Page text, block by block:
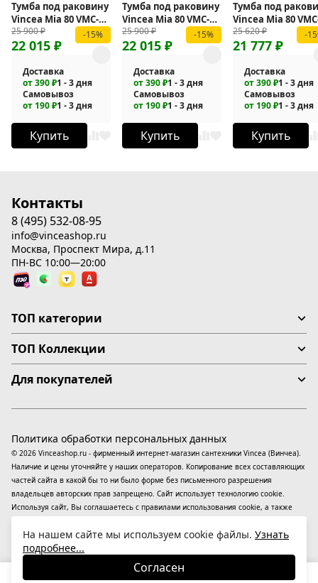
Тумба под раковину
Vincea Mia 80 VMC-
2MA800GW
подвесная
25 900₽
22 015 ₽
-15%
Доставка
от 390 ₽1 - 3 дня
Самовывоз
от 190 ₽1 - 3 дня
Купить
Тумба под раковину
Vincea Mia 80 VMC-
2MA800RW
подвесная
25 900₽
22 015 ₽
-15%
Доставка
от 390 ₽1 - 3 дня
Самовывоз
от 190 ₽1 - 3 дня
Купить
Тумба под
Vincea Mia 80
2MC800BT
подвесная
25 620₽
21 777 ₽
-
Доставка
от 390 ₽1 - 3 дня
Самовывоз
от 190 ₽1 - 3 дня
Купить
Контакты
8 (495) 532-08-95
info@vinceashop.ru
Москва, Проспект Мира, д.11
ПН-ВС 10:00—20:00
ТОП категории
ТОП Коллекции
Для покупателей
© 2026 Vinceashop.ru - фирменный интернет-магазин сантехники Vincea (Винчеа).
Наличие и цены уточняйте у наших операторов. Копирование всех составляющих
частей сайта в какой бы то ни было форме без письменного разрешения
владельцев авторских прав запрещено. Сайт использует технологию cookie.
Используя сайт, Вы соглашаетесь с правилами использования cookie, а также
применяютсярекомендательные технологии(информационные технологии
предоставления информации на основе сбора, систематизации и анализа
сведений, относящихся к предпочтениям пользователей сети «Интернет»,
находящихся на территории Российской Федерации).
Политика обработки персональных данных
На нашем сайте мы используем cookie файлы. Узнать
подробнее...
Согласен